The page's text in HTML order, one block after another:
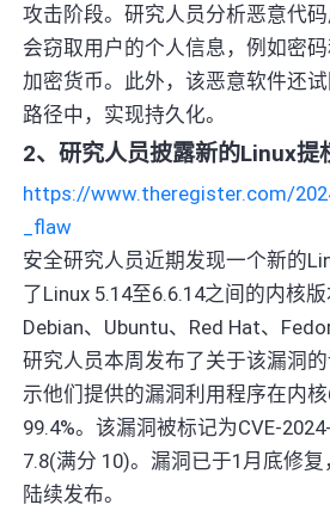
攻击阶段。研究人员分析恶意代
会窃取用户的个人信息，例如密
加密货币。此外，该恶意软件还
路径中，实现持久化。
2、研究人员披露新的Linux提
https://www.theregister.com/
_flaw
安全研究人员近期发现一个新的
了Linux 5.14至6.6.14之间的内核
Debian、Ubuntu、Red Hat、
研究人员本周发布了关于该漏洞
示他们提供的漏洞利用程序在内
99.4%。该漏洞被标记为CVE-
7.8(满分 10)。漏洞已于1月底修
陆续发布。